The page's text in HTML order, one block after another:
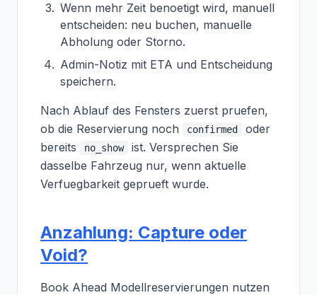
Wenn mehr Zeit benoetigt wird, manuell
entscheiden: neu buchen, manuelle
Abholung oder Storno.
Admin-Notiz mit ETA und Entscheidung
speichern.
Nach Ablauf des Fensters zuerst pruefen,
ob die Reservierung noch
confirmed
oder
bereits
no_show
ist. Versprechen Sie
dasselbe Fahrzeug nur, wenn aktuelle
Verfuegbarkeit geprueft wurde.
Anzahlung: Capture oder
Void?
Book Ahead Modellreservierungen nutzen